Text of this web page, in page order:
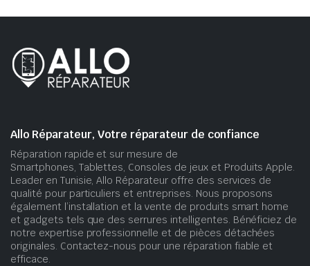
Allo Réparateur, Votre réparateur de confiance
Réparation rapide et sur mesure de
Smartphones, Tablettes, Consoles de jeux et Produits Apple.
Leader en Tunisie, Allo Réparateur offre des services de
qualité pour particuliers et entreprises. Nous proposons
également l’installation et la vente de produits smart home
et gadgets tels que des serrures intelligentes. Bénéficiez de
notre expertise professionnelle et de pièces détachées
originales. Contactez-nous pour une réparation fiable et
efficace.